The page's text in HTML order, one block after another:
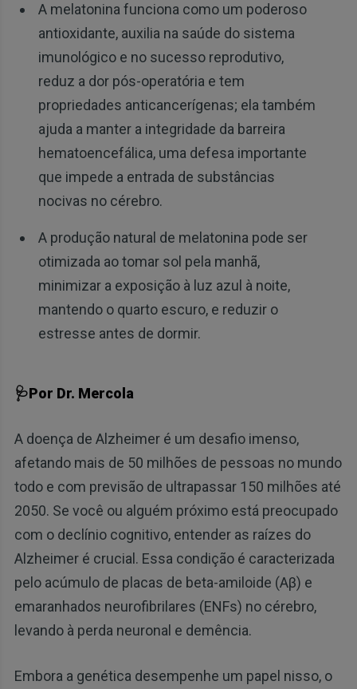
A melatonina funciona como um poderoso
antioxidante, auxilia na saúde do sistema
imunológico e no sucesso reprodutivo,
reduz a dor pós-operatória e tem
propriedades anticancerígenas; ela também
ajuda a manter a integridade da barreira
hematoencefálica, uma defesa importante
que impede a entrada de substâncias
nocivas no cérebro.
A produção natural de melatonina pode ser
otimizada ao tomar sol pela manhã,
minimizar a exposição à luz azul à noite,
mantendo o quarto escuro, e reduzir o
estresse antes de dormir.
🩺Por Dr. Mercola
A doença de Alzheimer é um desafio imenso,
afetando mais de 50 milhões de pessoas no mundo
todo e com previsão de ultrapassar 150 milhões até
2050. Se você ou alguém próximo está preocupado
com o declínio cognitivo, entender as raízes do
Alzheimer é crucial. Essa condição é caracterizada
pelo acúmulo de placas de beta-amiloide (Aβ) e
emaranhados neurofibrilares (ENFs) no cérebro,
levando à perda neuronal e demência.
Embora a genética desempenhe um papel nisso, o